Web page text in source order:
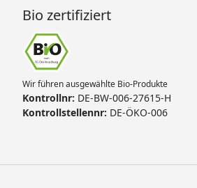
Bio zertifiziert
Wir führen ausgewählte Bio-Produkte
Kontrollnr: DE-BW-006-27615-H
Kontrollstellennr: DE-ÖKO-006